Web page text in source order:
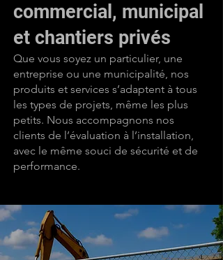
commercial, municipal
et chantiers privés
Que vous soyez un particulier, une
entreprise ou une municipalité, nos
produits et services s’adaptent à tous
les types de projets, même les plus
petits. Nous accompagnons nos
clients de l’évaluation à l’installation,
avec le même souci de sécurité et de
performance.